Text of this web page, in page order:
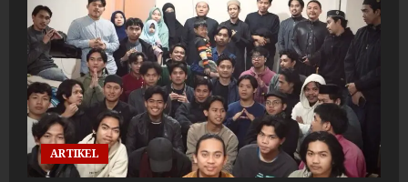
Hangat
yang
Menghidupkan
Ramadan
di
Perantauan
ARTIKEL